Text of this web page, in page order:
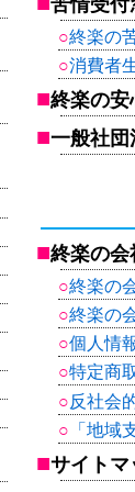
苦情受付
終楽の
消費者
終楽の安
一般社団
終楽の会
終楽の
終楽の
個人情
特定商
反社会
「地域
サイトマ